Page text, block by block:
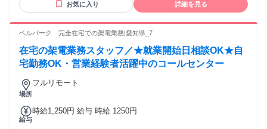
お気に入り 詳細を見る
ベルパーク 完全在宅での架電業務|愛知県_7
在宅の架電業務スタッフ／★就業開始日相談OK★自
宅勤務OK・営業経験者活躍中のコールセンター
場所
フルリモート
給与
時給1,250円 給与 時給 1250円